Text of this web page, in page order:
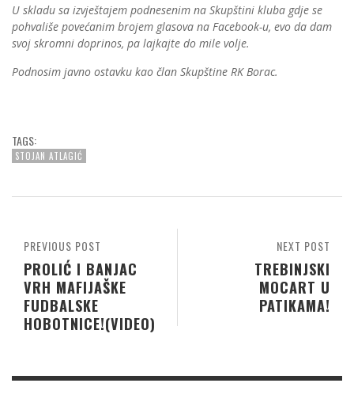
U skladu sa izvještajem podnesenim na Skupštini kluba gdje se
pohvališe povećanim brojem glasova na Facebook-u, evo da dam
svoj skromni doprinos, pa lajkajte do mile volje.
Podnosim javno ostavku kao član Skupštine RK Borac.
TAGS:
STOJAN ATLAGIĆ
NEXT POST
TREBINJSKI
MOCART U
PATIKAMA!
PREVIOUS POST
PROLIĆ I BANJAC
VRH MAFIJAŠKE
FUDBALSKE
HOBOTNICE!(VIDEO)